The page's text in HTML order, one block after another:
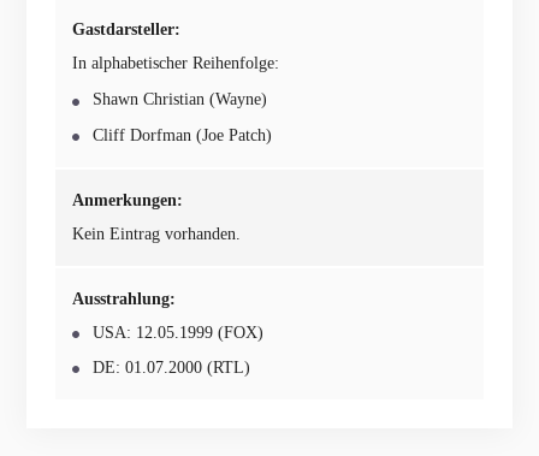
Gastdarsteller:
In alphabetischer Reihenfolge:
Shawn Christian (Wayne)
Cliff Dorfman (Joe Patch)
Anmerkungen:
Kein Eintrag vorhanden.
Ausstrahlung:
USA: 12.05.1999 (FOX)
DE: 01.07.2000 (RTL)